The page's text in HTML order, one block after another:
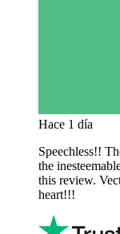
Hace 1 día
Speechless!!
the
this review.
heart!!!